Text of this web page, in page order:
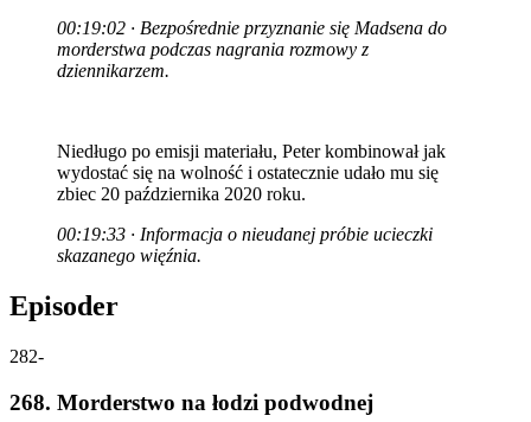
00:19:02 · Bezpośrednie przyznanie się Madsena do
morderstwa podczas nagrania rozmowy z
dziennikarzem.
Niedługo po emisji materiału, Peter kombinował jak
wydostać się na wolność i ostatecznie udało mu się
zbiec 20 października 2020 roku.
00:19:33 · Informacja o nieudanej próbie ucieczki
skazanego więźnia.
Episoder
282-
268. Morderstwo na łodzi podwodnej